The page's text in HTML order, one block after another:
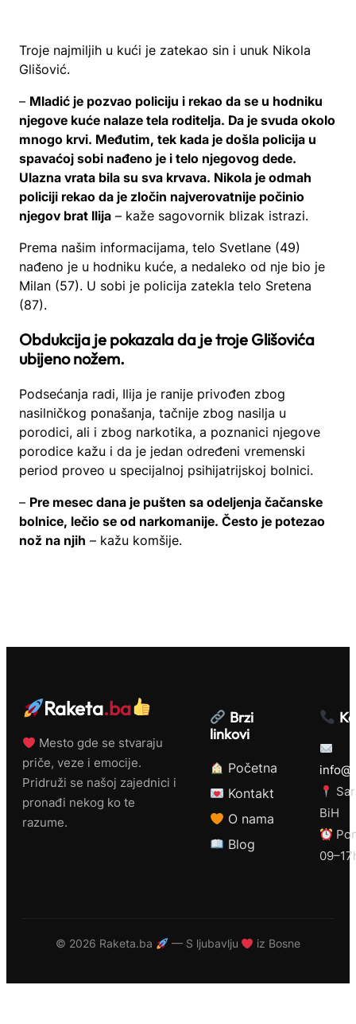
Troje najmiljih u kući je zatekao sin i unuk Nikola
Glišović.
– Mladić je pozvao policiju i rekao da se u hodniku
njegove kuće nalaze tela roditelja. Da je svuda okolo
mnogo krvi. Međutim, tek kada je došla policija u
spavaćoj sobi nađeno je i telo njegovog dede.
Ulazna vrata bila su sva krvava. Nikola je odmah
policiji rekao da je zločin najverovatnije počinio
njegov brat Ilija – kaže sagovornik blizak istrazi.
Prema našim informacijama, telo Svetlane (49)
nađeno je u hodniku kuće, a nedaleko od nje bio je
Milan (57). U sobi je policija zatekla telo Sretena
(87).
Obdukcija je pokazala da je troje Glišovića
ubijeno nožem.
Podsećanja radi, Ilija je ranije privođen zbog
nasilničkog ponašanja, tačnije zbog nasilja u
porodici, ali i zbog narkotika, a poznanici njegove
porodice kažu i da je jedan određeni vremenski
period proveo u specijalnoj psihijatrijskoj bolnici.
– Pre mesec dana je pušten sa odeljenja čačanske
bolnice, lečio se od narkomanije. Često je potezao
nož na njih – kažu komšije.
Raketa.ba
Mesto gde se stvaraju
priče, veze i emocije.
Pridruži se našoj zajednici i
pronađi nekog ko te
razume.
Brzi
linkovi
Početna
Kontakt
O nama
Blog
BiH
© 2026 Raketa.ba — S ljubavlju iz Bosne